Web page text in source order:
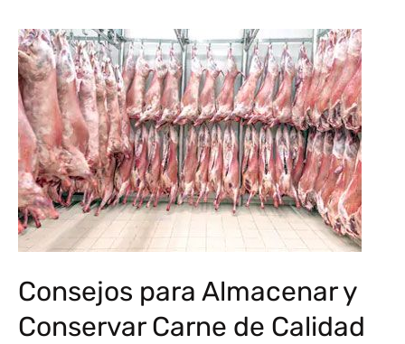
Consejos para Almacenar y
Conservar Carne de Calidad
Consejos
para
Almacenar
y
Conservar
Carne
de
Calidad
en
Negocio
de